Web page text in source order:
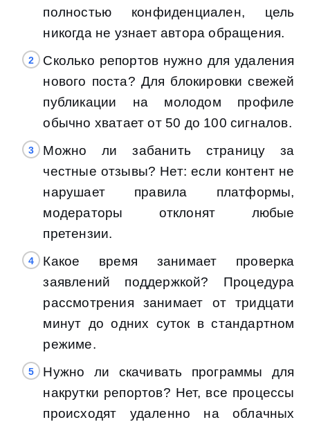
полностью конфиденциален, цель
никогда не узнает автора обращения.
Сколько репортов нужно для удаления
нового поста? Для блокировки свежей
публикации на молодом профиле
обычно хватает от 50 до 100 сигналов.
Можно ли забанить страницу за
честные отзывы? Нет: если контент не
нарушает правила платформы,
модераторы отклонят любые
претензии.
Какое время занимает проверка
заявлений поддержкой? Процедура
рассмотрения занимает от тридцати
минут до одних суток в стандартном
режиме.
Нужно ли скачивать программы для
накрутки репортов? Нет, все процессы
происходят удаленно на облачных